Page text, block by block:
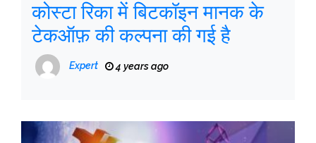
कोस्टा रिका में बिटकॉइन मानक के
टेकऑफ़ की कल्पना की गई है
Expert 4 years ago